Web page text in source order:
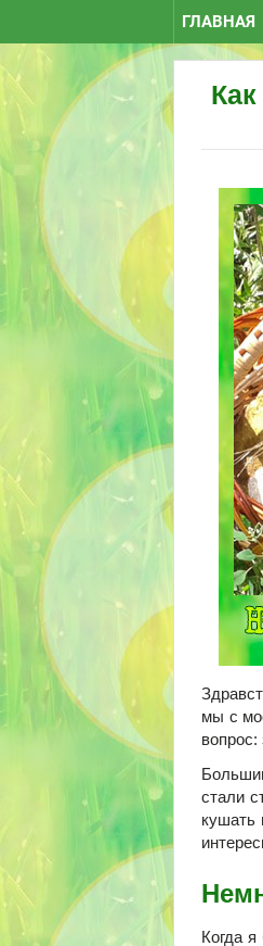
ГЛАВНАЯ
мы с
стали
кушать
Когда